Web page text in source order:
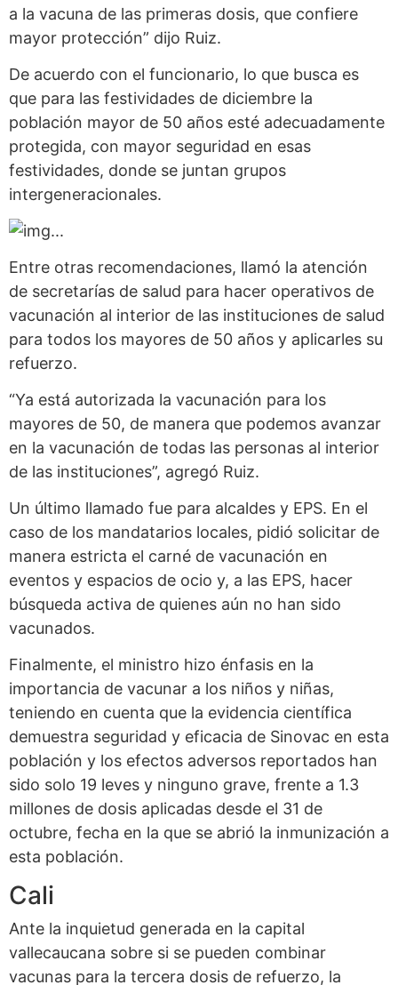
a la vacuna de las primeras dosis, que confiere
mayor protección” dijo Ruiz.
De acuerdo con el funcionario, lo que busca es
que para las festividades de diciembre la
población mayor de 50 años esté adecuadamente
protegida, con mayor seguridad en esas
festividades, donde se juntan grupos
intergeneracionales.
Entre otras recomendaciones, llamó la atención
de secretarías de salud para hacer operativos de
vacunación al interior de las instituciones de salud
para todos los mayores de 50 años y aplicarles su
refuerzo.
“Ya está autorizada la vacunación para los
mayores de 50, de manera que podemos avanzar
en la vacunación de todas las personas al interior
de las instituciones”, agregó Ruiz.
Un último llamado fue para alcaldes y EPS. En el
caso de los mandatarios locales, pidió solicitar de
manera estricta el carné de vacunación en
eventos y espacios de ocio y, a las EPS, hacer
búsqueda activa de quienes aún no han sido
vacunados.
Finalmente, el ministro hizo énfasis en la
importancia de vacunar a los niños y niñas,
teniendo en cuenta que la evidencia científica
demuestra seguridad y eficacia de Sinovac en esta
población y los efectos adversos reportados han
sido solo 19 leves y ninguno grave, frente a 1.3
millones de dosis aplicadas desde el 31 de
octubre, fecha en la que se abrió la inmunización a
esta población.
Cali
Ante la inquietud generada en la capital
vallecaucana sobre si se pueden combinar
vacunas para la tercera dosis de refuerzo, la